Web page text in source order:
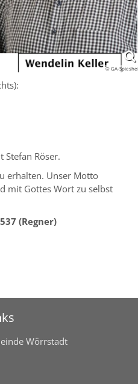
© GA-
Röser.
erhalten. Unser Motto
mit Gottes Wort zu selbst
(Regner)
Wörrstadt